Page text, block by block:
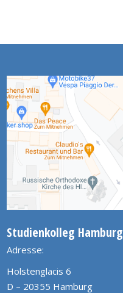
Studienkolleg Hamburg
Adresse:
Holstenglacis 6
D – 20355 Hamburg